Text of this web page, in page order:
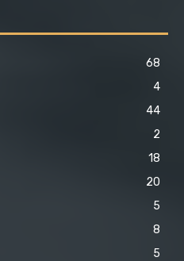
68
4
44
2
18
20
5
8
5